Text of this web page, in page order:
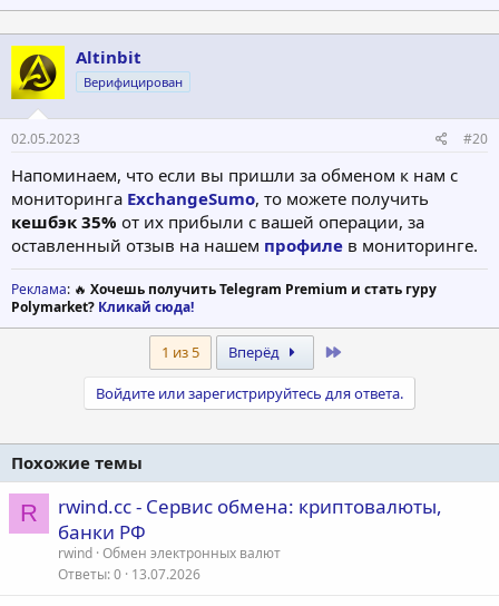
Altinbit
Верифицирован
02.05.2023 #20
Напоминаем, что если вы пришли за обменом к нам с
мониторинга ExchangeSumo, то можете получить
кешбэк 35% от их прибыли с вашей операции, за
оставленный отзыв на нашем профиле в мониторинге.
Реклама: 🔥 Хочешь получить Telegram Premium и стать гуру
Polymarket? Кликай сюда!
1 из 5 Вперёд
Войдите или зарегистрируйтесь для ответа.
Похожие темы
R
rwind.cc - Сервис обмена: криптовалюты,
банки РФ
rwind Обмен электронных валют
Ответы 0 13.07.2026